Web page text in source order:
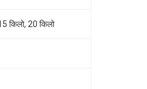
किलो, 20 किलो